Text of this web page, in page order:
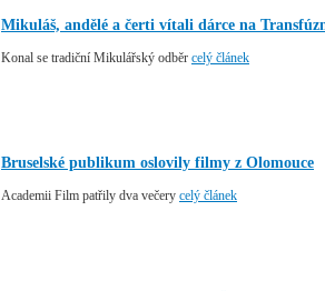
Mikuláš, andělé a čerti vítali dárce na
Konal se tradiční Mikulářský odběr celý článek
Bruselské publikum oslovily filmy z Olomouce
Academii Film patřily dva večery celý článek